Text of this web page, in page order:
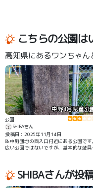
こちらの公園は
高知県にあるワンちゃ
中野1号児童公
公園
SHIBAさん
投稿日：2025年11月14日
📝中野団地の西入口付近にある公園です
広い公園ではないですが、基本的な遊具
SHIBAさんが投